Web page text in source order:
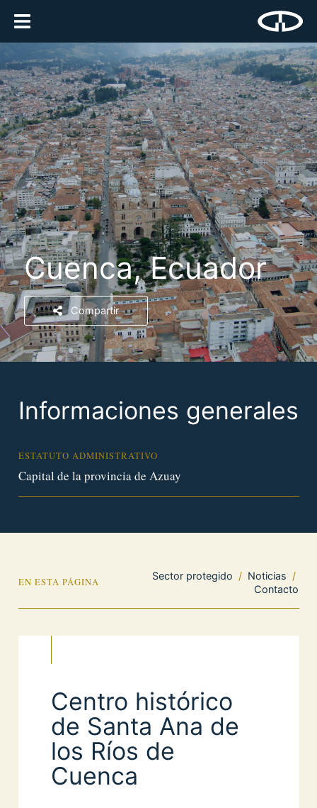
Cuenca, Ecuador
Compartir
Informaciones generales
ESTATUTO ADMINISTRATIVO
Capital de la provincia de Azuay
EN ESTA PÁGINA
Sector protegido / Noticias /
Contacto
Centro histórico
de Santa Ana de
los Ríos de
Cuenca